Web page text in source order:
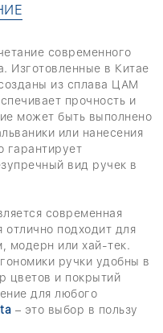
современного
Изготовленные в Китае
из сплава ЦАМ
прочность и
может быть выполнено
или нанесения
гарантирует
вид ручек в
современная
отлично подходит для
модерн или хай-тек.
ручки удобны в
цветов и покрытий
для любого
– это выбор в пользу